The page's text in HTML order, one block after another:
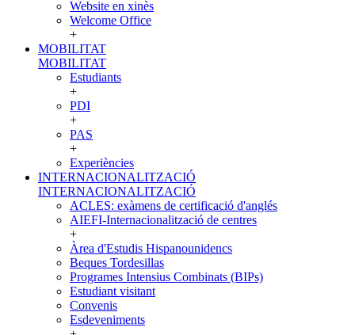
Website en xinès
Welcome Office
+
MOBILITAT
MOBILITAT
Estudiants
+
PDI
+
PAS
+
Experiències
INTERNACIONALITZACIÓ
INTERNACIONALITZACIÓ
ACLES: exàmens de certificació d'anglés
AIEFI-Internacionalització de centres
+
Àrea d'Estudis Hispanounidencs
Beques Tordesillas
Programes Intensius Combinats (BIPs)
Estudiant visitant
Convenis
Esdeveniments